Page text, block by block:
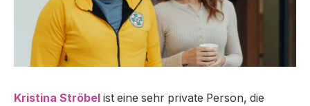
Kristina Ströbel ist eine sehr private Person, die